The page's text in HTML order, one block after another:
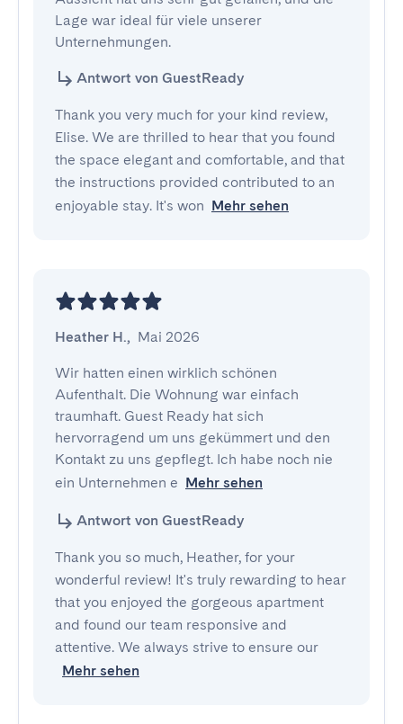
Lage war ideal für viele unserer
Unternehmungen.
Antwort von GuestReady
Thank you very much for your kind review,
Elise. We are thrilled to hear that you found
the space elegant and comfortable, and that
the instructions provided contributed to an
enjoyable stay. It's won Mehr sehen
Heather H., Mai 2026
Wir hatten einen wirklich schönen
Aufenthalt. Die Wohnung war einfach
traumhaft. Guest Ready hat sich
hervorragend um uns gekümmert und den
Kontakt zu uns gepflegt. Ich habe noch nie
ein Unternehmen e Mehr sehen
Antwort von GuestReady
Thank you so much, Heather, for your
wonderful review! It's truly rewarding to hear
that you enjoyed the gorgeous apartment
and found our team responsive and
attentive. We always strive to ensure our
Mehr sehen